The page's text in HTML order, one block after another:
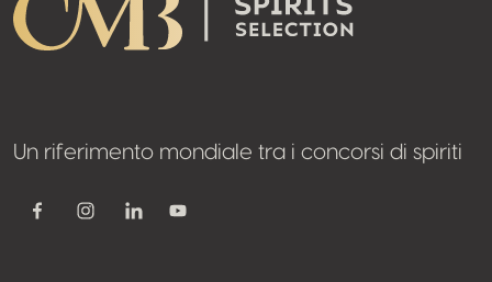
Un riferimento mondiale tra i concorsi di spiriti
FacebookInstagramLinkedinYoutube